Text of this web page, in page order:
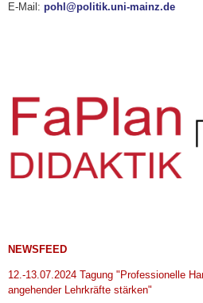
E-Mail: pohl@politik.uni-mainz.de
NEWSFEED
12.-13.07.2024 Tagung "Professionelle
angehender Lehrkräfte stärken"